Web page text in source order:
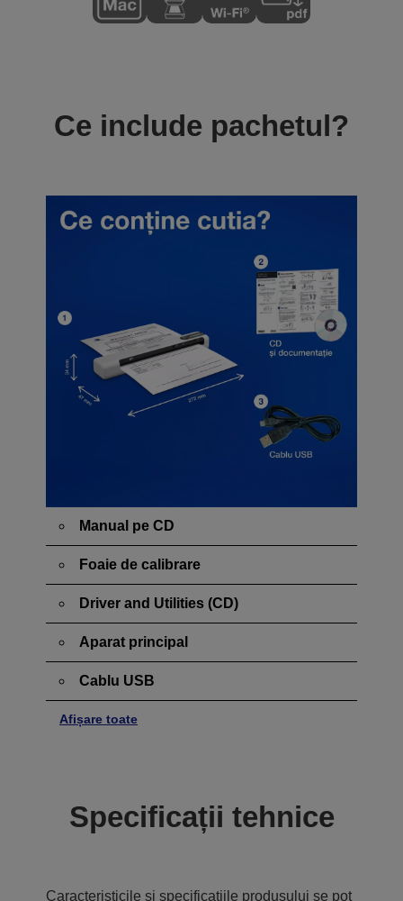
Ce include pachetul?
Manual pe CD
Foaie de calibrare
Driver and Utilities (CD)
Aparat principal
Cablu USB
Afișare toate
Specificații tehnice
Caracteristicile și specificațiile produsului se pot